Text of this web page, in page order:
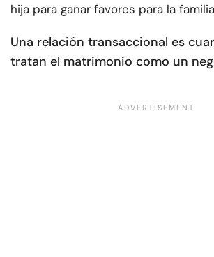
hija para ganar favores para la
Una relación transaccional es
tratan el matrimonio como un